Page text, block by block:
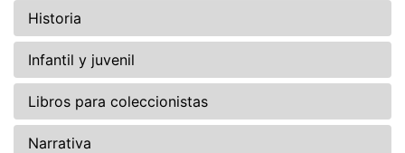
Historia
Infantil y juvenil
Libros para coleccionistas
Narrativa